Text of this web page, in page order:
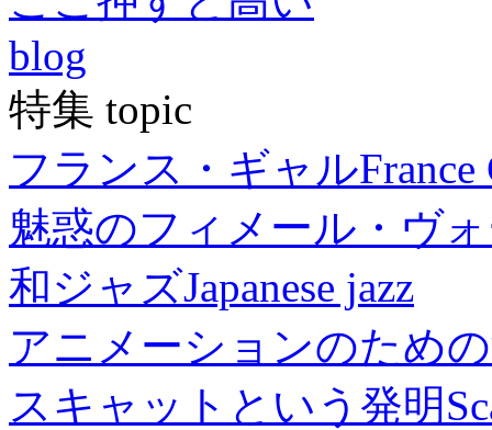
blog
特集 topic
フランス・ギャルFrance
魅惑のフィメール・ヴ
和ジャズJapanese jazz
アニメーションのため
スキャットという発明